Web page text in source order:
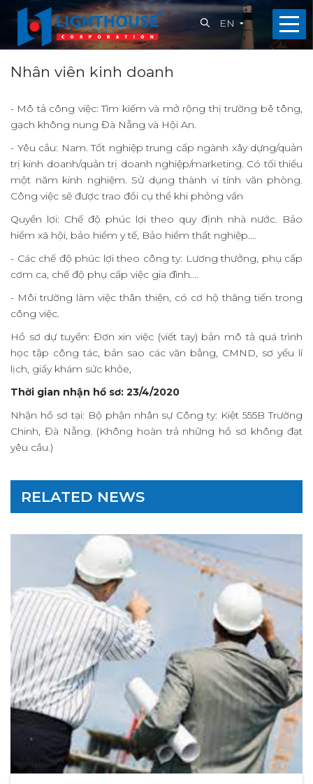
EN
Home
us
What
we
Projects
Capabilities
News
Gallery
Contact
Nhân viên kinh doanh
- Mô tả công việc: Tìm kiếm và mở rộng thị trường bê tông,
gạch không nung Đà Nẵng và Hội An.
- Yêu cầu: Nam. Tốt nghiệp trung cấp ngành xây dựng/quản
trị kinh doanh/quản trị doanh nghiệp/marketing. Có tối thiểu
một năm kinh nghiệm. Sử dụng thành vi tính văn phòng.
Công việc sẽ được trao đổi cụ thể khi phỏng vấn
Quyền lợi: Chế độ phúc lợi theo quy định nhà nước. Bảo
hiểm xã hội, bảo hiểm y tế, Bảo hiểm thất nghiệp....
- Các chế độ phúc lợi theo công ty: Lương thưởng, phụ cấp
cơm ca, chế độ phụ cấp việc gia đình....
- Môi trường làm việc thân thiện, có cơ hộ thăng tiến trong
công việc.
Hồ sơ dự tuyển: Đơn xin việc (viết tay) bản mô tả quá trình
học tập công tác, bản sao các văn bằng, CMND, sơ yếu lí
lịch, giấy khám sức khỏe,
Thời gian nhận hồ sơ: 23/4/2020
Nhận hồ sơ tại: Bộ phận nhân sự Công ty: Kiệt 555B Trường
Chinh, Đà Nẵng. (Không hoàn trả những hồ sơ không đạt
yêu cầu.)
RELATED NEWS